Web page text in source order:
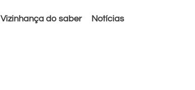
Vizinhança do saber Notícias